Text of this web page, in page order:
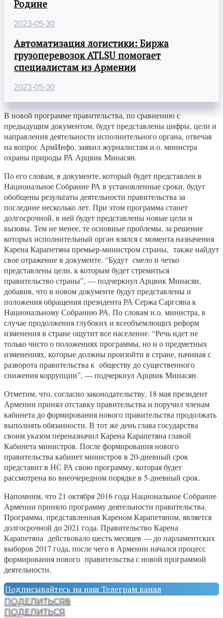
Родине
2023-05-30
Автоматизация логистики: Биржа
грузоперевозок ATI.SU помогает
специалистам из Армении
2023-05-30
В новой программе правительства, по сравнению с
предыдущим документом, будут представлены цифры, цели и
направления деятельности исполнительного органа, отвечая
на вопрос АрмИнфо, заявил журналистам и.о. министра
охраны природы РА Арцвик Минасян.
По его словам, в документе, который будет представлен в
Национальное Собрание РА в установленные сроки, будут
обобщены результаты деятельности правительства за
последние несколько лет. При этом программа станет
долгосрочной, в ней будут представлены новые цели и
вызовы. Тем не менее, те основные проблемы, за решение
которых исполнительный орган взялся с момента назначения
Карена Карапетяна премьер-министром страны, также найдут
свое отражение в документе. “Будут смело и четко
представлены цели, к которым будет стремиться
правительство страны”, — подчеркнул Арцвик Минасян,
добавив, что в новом документе будут представлены и
положения обращения президента РА Сержа Саргсяна к
Национальному Собранию РА. По словам и.о. министра, в
случае продолжения глубоких и всеобъемлющих реформ
изменения в стране ощутит все население. “Речь идет не
только чисто о положениях программы, но и о предметных
изменениях, которые должны произойти в стране, начиная с
разворота правительства к обществу до существенного
снижения коррупции”, — подчеркнул Арцвик Минасян.
Отметим, что, согласно законодательству, 18 мая президент
Армении принял отставку правительства и поручил членам
кабинета до формирования нового правительства продолжать
выполнять обязанности. В тот же день глава государства
своим указом переназначил Карена Карапетяна главой
Кабинета министров. После формирования нового
правительства кабинет министров в 20-дневный срок
представит в НС РА свою программу, которая будет
рассмотрена во внеочередном порядке в 5-дневный срок.
Напомним, что 21 октября 2016 года Национальное Собрание
Армении приняло программу деятельности правительства.
Программа, представленная Кареном Карапетяном, является
долгосрочной до 2021 года. Правительство Карена
Карапетяна действовало шесть месяцев — до парламентских
выборов 2017 года, после чего в Армении начался процесс
формирования нового правительства с новой программой
деятельности.
Подписывайтесь на наш Телеграм канал
ПОДЕЛИТЬСЯ8
ПОДЕЛИТЬСЯ